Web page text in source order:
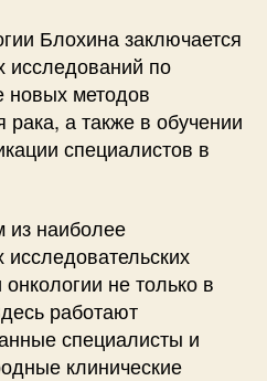
Блохина заключается
исследований по
новых методов
рака, а также в обучении
специалистов в
из наиболее
не только в
работают
специалисты и
клинические